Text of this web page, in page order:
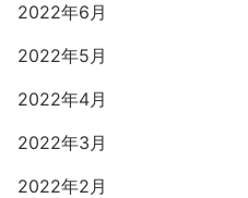
2022年6月
2022年5月
2022年4月
2022年3月
2022年2月